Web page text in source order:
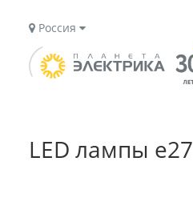
Россия
LED лампы е27